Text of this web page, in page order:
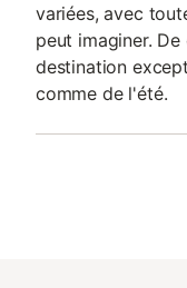
variées, avec
peut imaginer.
destination
comme de l'été.